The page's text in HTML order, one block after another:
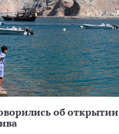
об открытии